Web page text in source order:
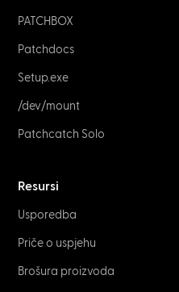
PATCHBOX
Patchdocs
Setup.exe
/dev/mount
Patchcatch Solo
Resursi
Usporedba
Priče o uspjehu
Brošura proizvoda